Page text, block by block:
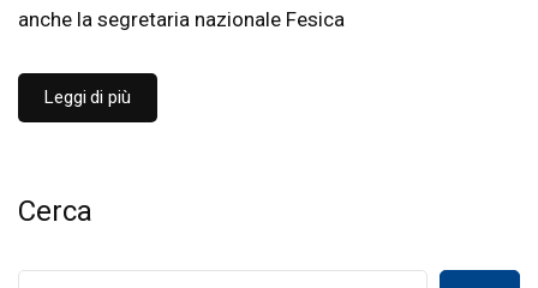
anche la segretaria nazionale Fesica
Leggi di più
Cerca